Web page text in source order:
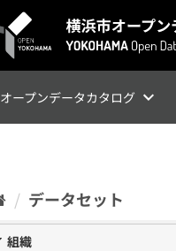
オープンデータカタログ
データセット
組織